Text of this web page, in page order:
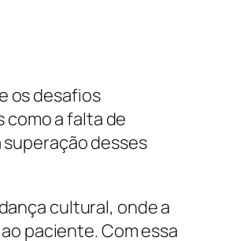
os desafios
a falta de
desses
cultural, onde a
paciente. Com essa